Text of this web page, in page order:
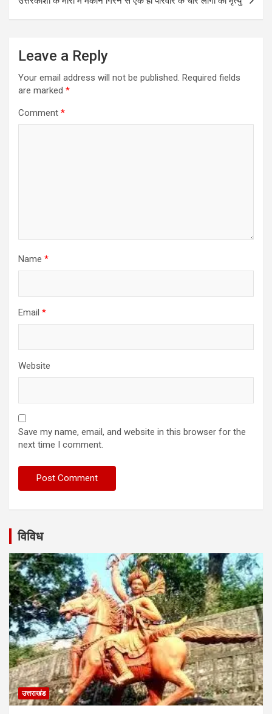
Leave a Reply
Your email address will not be published. Required fields
are marked *
Comment *
Name *
Email *
Website
Save my name, email, and website in this browser for the
next time I comment.
विविध
उत्तराखंड